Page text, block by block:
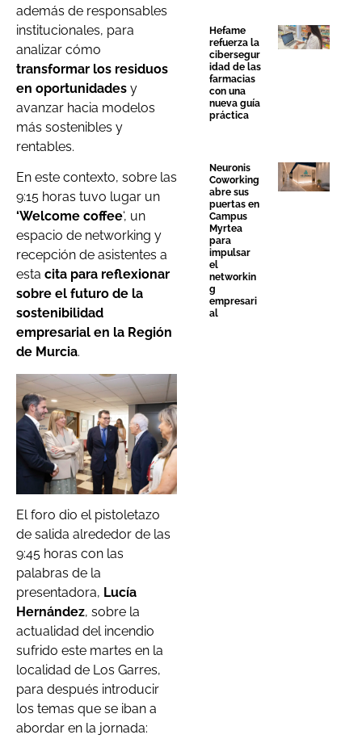
además de responsables
institucionales, para
analizar cómo
transformar los residuos
en oportunidades y
avanzar hacia modelos
más sostenibles y
rentables.
En este contexto, sobre las
9:15 horas tuvo lugar un
‘Welcome coffee‘, un
espacio de networking y
recepción de asistentes a
esta cita para reflexionar
sobre el futuro de la
sostenibilidad
empresarial en la Región
de Murcia.
El foro dio el pistoletazo
de salida alrededor de las
9:45 horas con las
palabras de la
presentadora, Lucía
Hernández, sobre la
actualidad del incendio
sufrido este martes en la
localidad de Los Garres,
para después introducir
los temas que se iban a
abordar en la jornada:
Hefame
refuerza la
cibersegur
idad de las
farmacias
con una
nueva guía
práctica
Neuronis
Coworking
abre sus
puertas en
Campus
Myrtea
para
impulsar
el
networkin
g
empresari
al